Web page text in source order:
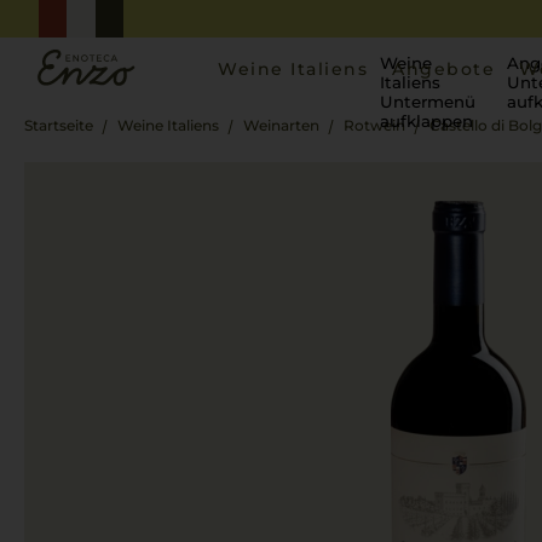
Weine Italiens
Weine
Italiens
Untermenü
aufklappen
Angebote
Startseite Weine Italiens Weinarten Rotwein Castello di